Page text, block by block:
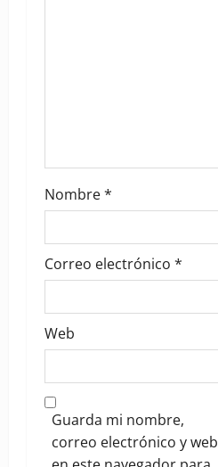
Nombre*
Correo electrónico *
Web
Guarda mi nombre,
correo electrónico y web